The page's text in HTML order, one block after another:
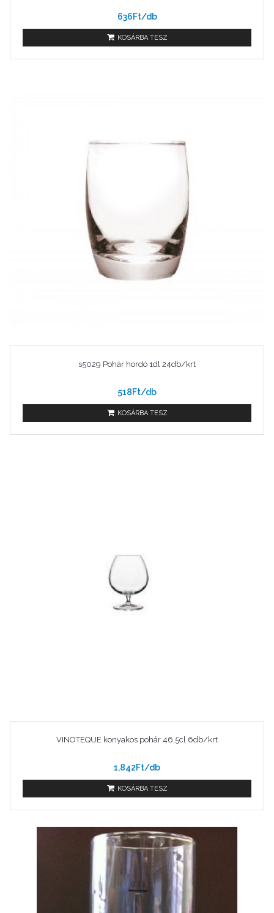
636Ft/db
KOSÁRBA TESZ
s5029 Pohár hordó 1dl 24db/krt
518Ft/db
KOSÁRBA TESZ
VINOTEQUE konyakos pohár 46,5cl 6db/krt
1,842Ft/db
KOSÁRBA TESZ